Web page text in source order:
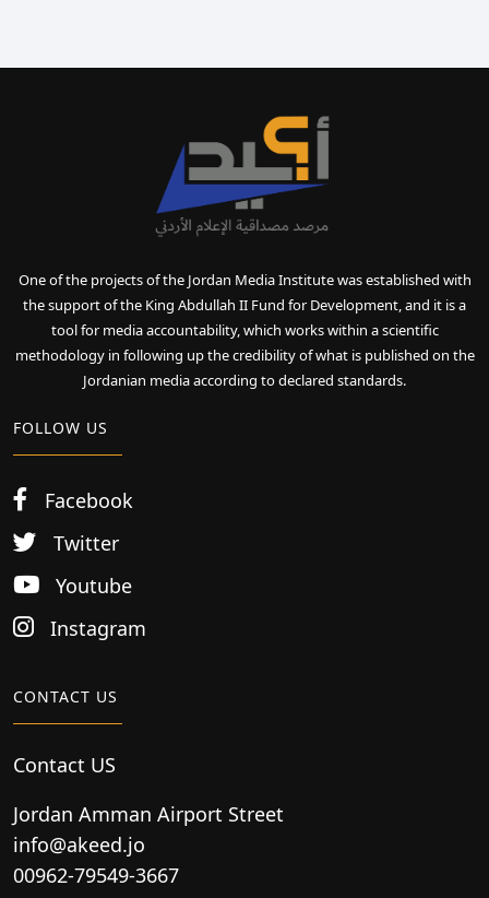
One of the projects of the Jordan Media Institute was established with
the support of the King Abdullah II Fund for Development, and it is a
tool for media accountability, which works within a scientific
methodology in following up the credibility of what is published on the
Jordanian media according to declared standards.
FOLLOW US
Facebook
Twitter
Youtube
Instagram
CONTACT US
Contact US
Jordan Amman Airport Street
info@akeed.jo
00962-79549-3667